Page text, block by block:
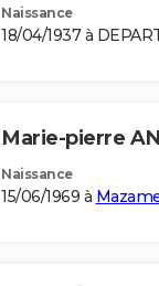
Naissance
18/04/1937 à
Marie-pierre
Naissance
15/06/1969 à